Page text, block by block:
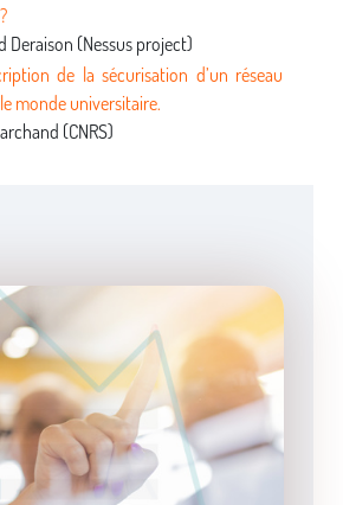
Deraison (Nessus project)
de la sécurisation d’un réseau
monde universitaire.
(CNRS)